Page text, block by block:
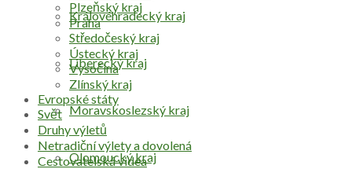
Královéhradecký kraj
Liberecký kraj
Moravskoslezský kraj
Olomoucký kraj
Plzeňský kraj
Praha
Středočeský kraj
Ústecký kraj
Vysočina
Zlínský kraj
Evropské státy
Svět
Druhy výletů
Netradiční výlety a dovolená
Cestovatelská videa